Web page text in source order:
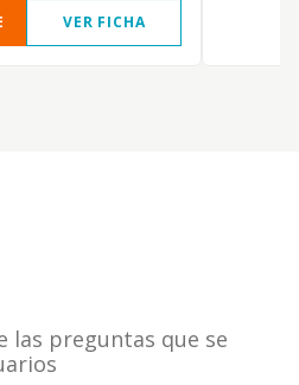
VER FICHA
las preguntas que se